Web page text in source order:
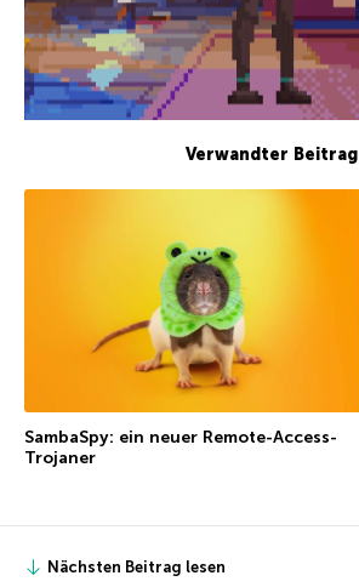
Verwandter Beitrag
SambaSpy: ein neuer Remote-Access-
Trojaner
Nächsten Beitrag lesen